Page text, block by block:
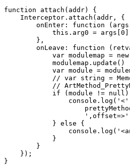
function attach(addr) {
    Interceptor.attach(addr, {
onEnter: function
this.arg0 =
        },
onLeave: function
var modulemap =
            modulemap.update()
var module =
// var string =
//
if (module != null)
            } else {
            }
        }
    });
}